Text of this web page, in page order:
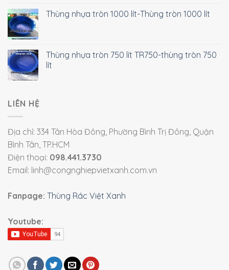
Thùng nhựa tròn 1000 lít-Thùng tròn 1000 lít
Thùng nhựa tròn 750 lít TR750-thùng tròn 750
lít
LIÊN HỆ
Địa chỉ: 334 Tân Hòa Đông, Phường Bình Trị Đông, Quận
Bình Tân, TP.HCM
Điện thoại: 098.441.3730
Email: linh@congnghiepvietxanh.com.vn
Fanpage: Thùng Rác Việt Xanh
Youtube: